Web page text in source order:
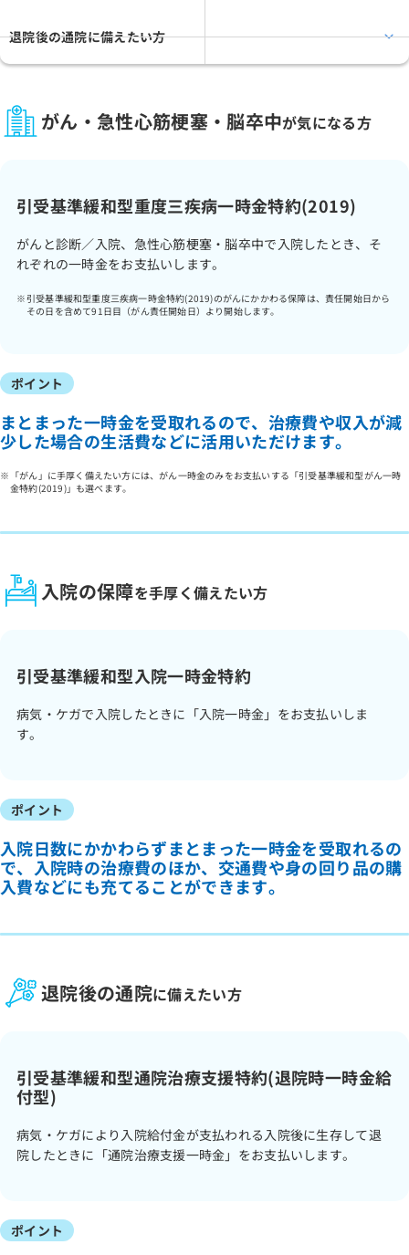
退院後の通院に備えたい方
がん・急性心筋梗塞・脳卒中が気になる方
引受基準緩和型重度三疾病一時金特約(2019)
がんと診断／入院、急性心筋梗塞・脳卒中で入院したとき、そ
れぞれの一時金をお支払いします。
引受基準緩和型重度三疾病一時金特約(2019)のがんにかかわる保障は、責任開始日から
その日を含めて91日目（がん責任開始日）より開始します。
ポイント
まとまった一時金を受取れるので、治療費や収入が減
少した場合の生活費などに活用いただけます。
「がん」に手厚く備えたい方には、がん一時金のみをお支払いする「引受基準緩和型がん一時
金特約(2019)」も選べます。
入院の保障を手厚く備えたい方
引受基準緩和型入院一時金特約
病気・ケガで入院したときに「入院一時金」をお支払いしま
す。
ポイント
入院日数にかかわらずまとまった一時金を受取れるの
で、入院時の治療費のほか、交通費や身の回り品の購
入費などにも充てることができます。
退院後の通院に備えたい方
引受基準緩和型通院治療支援特約(退院時一時金給
付型)
病気・ケガにより入院給付金が支払われる入院後に生存して退
院したときに「通院治療支援一時金」をお支払いします。
ポイント